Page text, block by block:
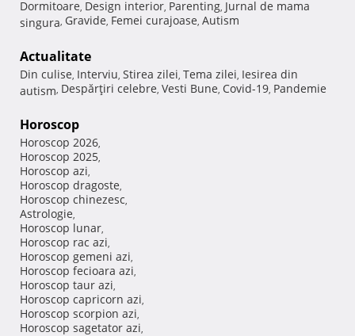
Dormitoare, Design interior, Parenting, Jurnal de mama
singura, Gravide, Femei curajoase, Autism
Actualitate
Din culise, Interviu, Stirea zilei, Tema zilei, Iesirea din
autism, Despărţiri celebre, Vesti Bune, Covid-19, Pandemie
Horoscop
Horoscop 2026,
Horoscop 2025,
Horoscop azi,
Horoscop dragoste,
Horoscop chinezesc,
Astrologie,
Horoscop lunar,
Horoscop rac azi,
Horoscop gemeni azi,
Horoscop fecioara azi,
Horoscop taur azi,
Horoscop capricorn azi,
Horoscop scorpion azi,
Horoscop sagetator azi,